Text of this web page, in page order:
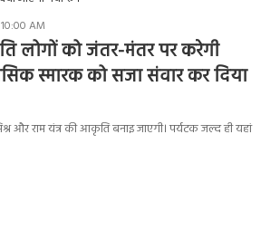
AM
लोगों को जंतर-मंतर पर करेगी
स्मारक को सजा संवार कर दिया
और राम यंत्र की आकृति बनाइ जाएगी। पर्यटक जल्द ही यहां